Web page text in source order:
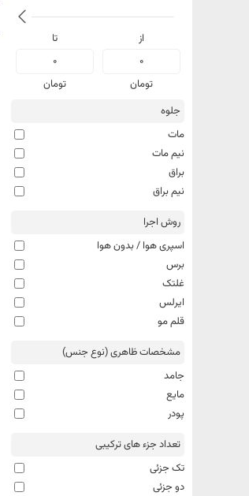
از
0
تومان
تا
0
تومان
جلوه
مات
نیم مات
براق
نیم براق
روش اجرا
اسپری هوا / بدون هوا
برس
غلتک
ایرلس
قلم مو
مشخصات ظاهری (نوع جنس)
جامد
مایع
پودر
تعداد جزء های ترکیبی
تک جزئی
دو جزئی